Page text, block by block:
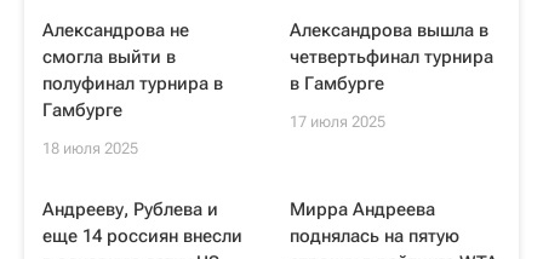
Александрова не
смогла выйти в
полуфинал турнира в
Гамбурге
18 июля 2025
Александрова вышла в
четвертьфинал турнира
в Гамбурге
17 июля 2025
Андрееву, Рублева и
еще 14 россиян внесли
Мирра Андреева
поднялась на пятую